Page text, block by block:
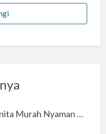
Kosan Wanita Murah Nyaman di Jakarta Selatan